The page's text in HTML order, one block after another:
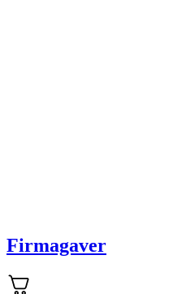
Firmagaver